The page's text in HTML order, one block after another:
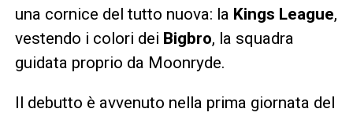
una cornice del tutto nuova: la Kings League,
vestendo i colori dei Bigbro, la squadra
guidata proprio da Moonryde.
Il debutto è avvenuto nella prima giornata del